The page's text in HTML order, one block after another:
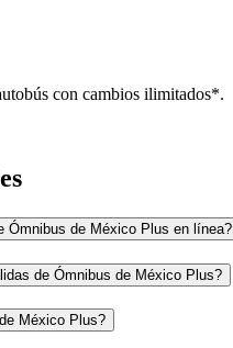
con cambios ilimitados*.
Ómnibus de México Plus en línea?
de Ómnibus de México Plus?
México Plus?